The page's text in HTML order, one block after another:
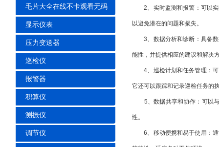
毛片大全在线不卡观看无码
显示仪表
压力变送器
巡检仪
报警器
积算仪
测振仪
调节仪
2、实时监测和报警：可以
以避免潜在的问题和损失。
3、数据分析和诊断：具备
能性，并提供相应的建议和解决方
4、巡检计划和任务管理：可
它还可以跟踪和记录巡检任务的执行
5、数据共享和协作：可以
性。
6、移动便携和易于使用：通常